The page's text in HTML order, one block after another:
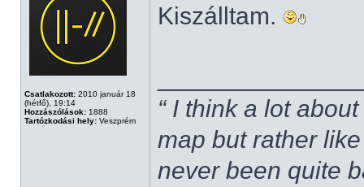
Csatlakozott: 2010 január 18
(hétfő), 19:14
Hozzászólások: 1888
Tartózkodási hely: Veszprém
Kiszálltam.
“ I think a lot
map but rather
never been quite